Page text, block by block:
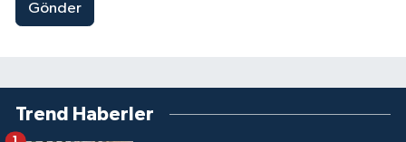
Gönder
Trend Haberler